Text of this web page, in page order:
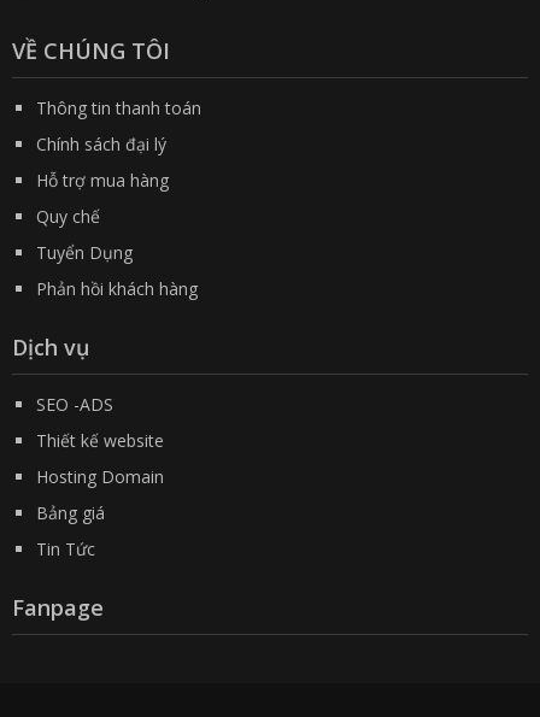
VỀ CHÚNG TÔI
Thông tin thanh toán
Chính sách đại lý
Hỗ trợ mua hàng
Quy chế
Tuyển Dụng
Phản hồi khách hàng
Dịch vụ
SEO -ADS
Thiết kế website
Hosting Domain
Bảng giá
Tin Tức
Fanpage